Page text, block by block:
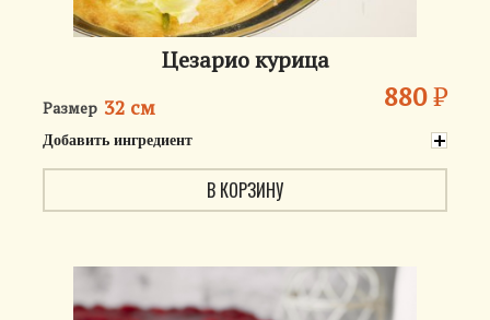
Цезарио курица
Размер 32 см 880₽
Добавить ингредиент
В КОРЗИНУ